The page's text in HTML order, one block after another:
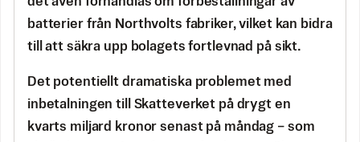
batterier från Northvolts fabriker, vilket kan bidra
till att säkra upp bolagets fortlevnad på sikt.
Det potentiellt dramatiska problemet med
inbetalningen till Skatteverket på drygt en
kvarts miljard kronor senast på måndag – som